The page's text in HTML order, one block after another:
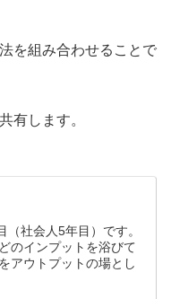
を組み合わせることで
有します。
社会人5年目）です。
のインプットを浴びて
アウトプットの場とし